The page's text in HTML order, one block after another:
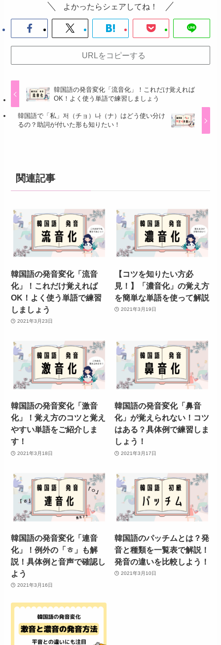
よかったらシェアしてね！
URLをコピーする
韓国語の発音変化「流音化」！これだけ覚えれば
OK！よく使う単語で練習しましょう
韓国語で「私」저（チョ）나（ナ）はどう使い分け
るの？助詞が付いた形も知りたい！
関連記事
韓国語の発音変化「流音
化」！これだけ覚えれば
OK！よく使う単語で練習
しましょう
2021年3月23日
【コツを知りたい方必
見！】「濃音化」の覚え方
を簡単な単語を使って解説
2021年3月19日
韓国語の発音変化「激音
化」！覚え方のコツと覚え
やすい単語をご紹介しま
す！
2021年3月18日
韓国語の発音変化「鼻音
化」が覚えられない！コツ
はある？具体例で練習しま
しょう！
2021年3月17日
韓国語の発音変化「連音
化」！例外の「ㅎ」も解
説！具体例と音声で確認し
よう
2021年3月16日
韓国語のパッチムとは？発
音と種類を一覧表で解説！
発音の違いを比較しよう！
2021年3月10日